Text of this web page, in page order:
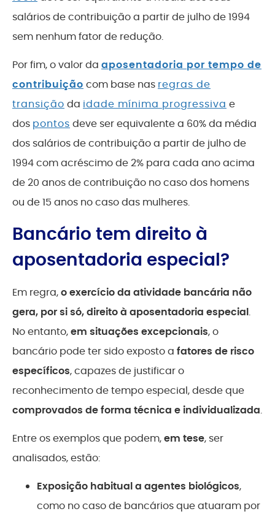
salários de contribuição a partir de julho de 1994
sem nenhum fator de redução.
Por fim, o valor da aposentadoria por tempo de
contribuição com base nas regras de
transição da idade mínima progressiva e
dos pontos deve ser equivalente a 60% da média
dos salários de contribuição a partir de julho de
1994 com acréscimo de 2% para cada ano acima
de 20 anos de contribuição no caso dos homens
ou de 15 anos no caso das mulheres.
Bancário tem direito à
aposentadoria especial?
Em regra,o exercício da atividade bancária não
gera, por si só, direito à aposentadoria especial.
No entanto,em situações excepcionais, o
bancário pode ter sido exposto a fatores de risco
específicos, capazes de justificar o
reconhecimento de tempo especial, desde que
comprovados de forma técnica e individualizada.
Entre os exemplos que podem,em tese, ser
analisados, estão:
Exposição habitual a agentes biológicos,
como no caso de bancários que atuaram por